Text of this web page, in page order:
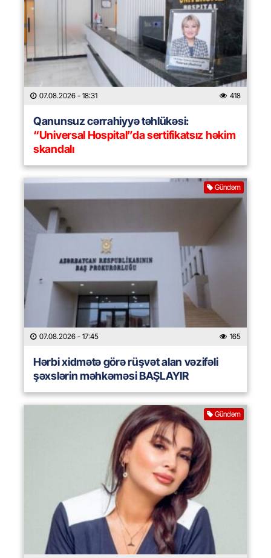
07.08.2026 - 18:31 418
Qanunsuz cərrahiyyə təhlükəsi:
“Universal Hospital”da sertifikatsız həkim
skandalı
Gündəm
07.08.2026 - 17:45 165
Hərbi xidmətə görə rüşvət alan vəzifəli
şəxslərin məhkəməsi BAŞLAYIR
Gündəm